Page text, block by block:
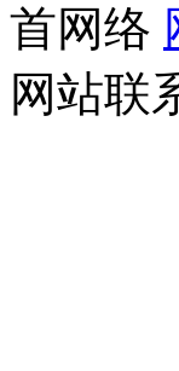
首网络
网站联